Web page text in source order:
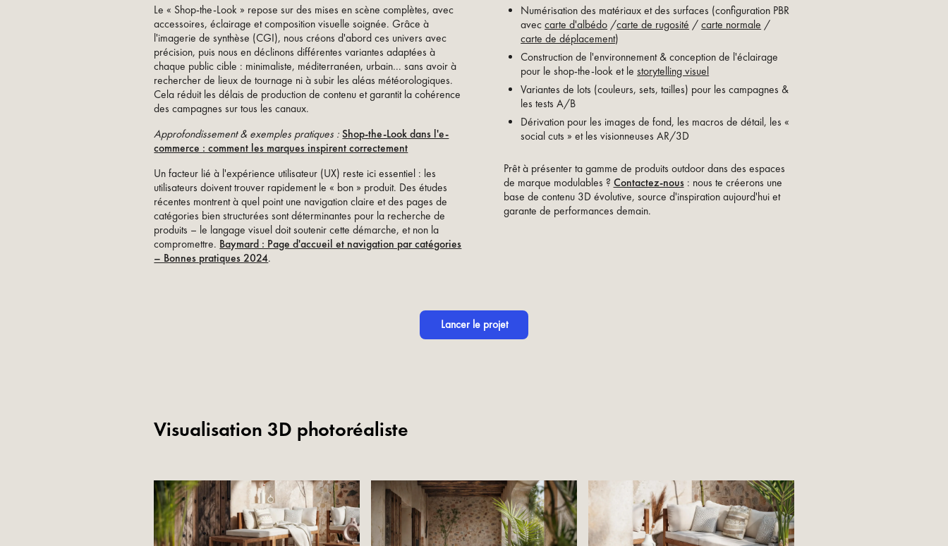
Le « Shop-the-Look » repose sur des mises en scène complètes, avec
accessoires, éclairage et composition visuelle soignée. Grâce à
l'imagerie de synthèse (CGI), nous créons d'abord ces univers avec
précision, puis nous en déclinons différentes variantes adaptées à
chaque public cible : minimaliste, méditerranéen, urbain… sans avoir à
rechercher de lieux de tournage ni à subir les aléas météorologiques.
Cela réduit les délais de production de contenu et garantit la cohérence
des campagnes sur tous les canaux.
Approfondissement & exemples pratiques : Shop-the-Look dans l'e-
commerce : comment les marques inspirent correctement
Un facteur lié à l'expérience utilisateur (UX) reste ici essentiel : les
utilisateurs doivent trouver rapidement le « bon » produit. Des études
récentes montrent à quel point une navigation claire et des pages de
catégories bien structurées sont déterminantes pour la recherche de
produits – le langage visuel doit soutenir cette démarche, et non la
compromettre. Baymard : Page d'accueil et navigation par catégories
– Bonnes pratiques 2024.
Numérisation des matériaux et des surfaces (configuration PBR
aveccarte d'albédo /carte de rugosité /carte normale /
carte de déplacement)
Construction de l'environnement & conception de l'éclairage
pour le shop-the-look et lestorytelling visuel
Variantes de lots (couleurs, sets, tailles) pour les campagnes &
les tests A/B
Dérivation pour les images de fond, les macros de détail, les «
social cuts » et les visionneuses AR/3D
Prêt à présenter ta gamme de produits outdoor dans des espaces
de marque modulables ? Contactez-nous: nous te créerons une
base de contenu 3D évolutive, source d'inspiration aujourd'hui et
garante de performances demain.
Lancer le projet
Visualisation 3D photoréaliste